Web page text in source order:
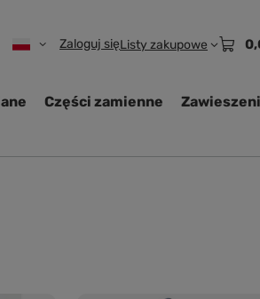
Zaloguj sięListy zakupowe
Części zamienne